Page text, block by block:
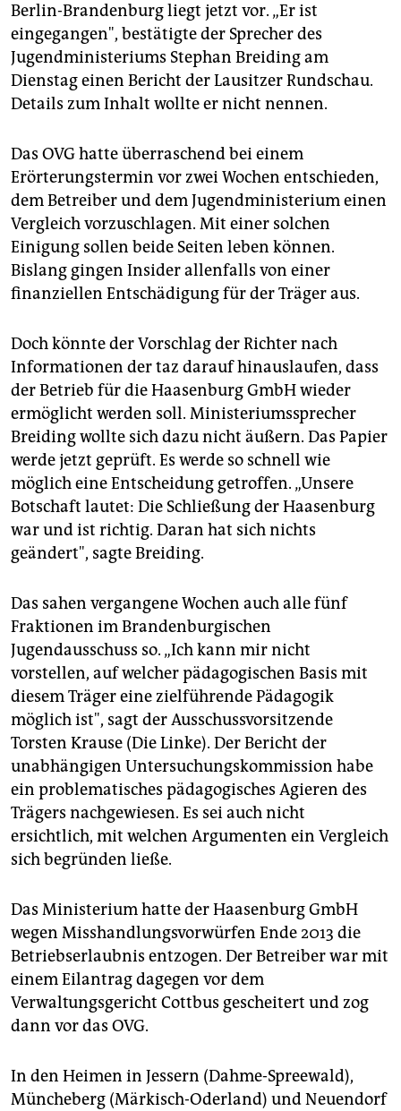
epaper login
Berlin-Brandenburg liegt jetzt vor. „Er ist
eingegangen", bestätigte der Sprecher des
Jugendministeriums Stephan Breiding am
Dienstag einen Bericht der Lausitzer Rundschau.
Details zum Inhalt wollte er nicht nennen.
Das OVG hatte überraschend bei einem
Erörterungstermin vor zwei Wochen entschieden,
dem Betreiber und dem Jugendministerium einen
Vergleich vorzuschlagen. Mit einer solchen
Einigung sollen beide Seiten leben können.
Bislang gingen Insider allenfalls von einer
finanziellen Entschädigung für der Träger aus.
Doch könnte der Vorschlag der Richter nach
Informationen der taz darauf hinauslaufen, dass
der Betrieb für die Haasenburg GmbH wieder
ermöglicht werden soll. Ministeriumssprecher
Breiding wollte sich dazu nicht äußern. Das Papier
werde jetzt geprüft. Es werde so schnell wie
möglich eine Entscheidung getroffen. „Unsere
Botschaft lautet: Die Schließung der Haasenburg
war und ist richtig. Daran hat sich nichts
geändert", sagte Breiding.
Das sahen vergangene Wochen auch alle fünf
Fraktionen im Brandenburgischen
Jugendausschuss so. „Ich kann mir nicht
vorstellen, auf welcher pädagogischen Basis mit
diesem Träger eine zielführende Pädagogik
möglich ist", sagt der Ausschussvorsitzende
Torsten Krause (Die Linke). Der Bericht der
unabhängigen Untersuchungskommission habe
ein problematisches pädagogisches Agieren des
Trägers nachgewiesen. Es sei auch nicht
ersichtlich, mit welchen Argumenten ein Vergleich
sich begründen ließe.
Das Ministerium hatte der Haasenburg GmbH
wegen Misshandlungsvorwürfen Ende 2013 die
Betriebserlaubnis entzogen. Der Betreiber war mit
einem Eilantrag dagegen vor dem
Verwaltungsgericht Cottbus gescheitert und zog
dann vor das OVG.
In den Heimen in Jessern (Dahme-Spreewald),
Müncheberg (Märkisch-Oderland) und Neuendorf